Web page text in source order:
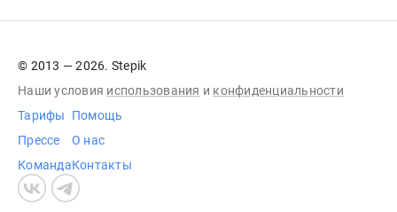
© 2013 — 2026. Stepik
Наши условия использования и конфиденциальности
Тарифы
Прессе
Команда
Помощь
О нас
Контакты